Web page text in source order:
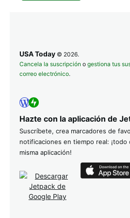
USA Today © 2026.
Cancela la suscripción o gestiona tus
correo electrónico.
Hazte con la aplicación de
Suscríbete, crea marcadores de
notificaciones en tiempo real: ¡todo
misma aplicación!